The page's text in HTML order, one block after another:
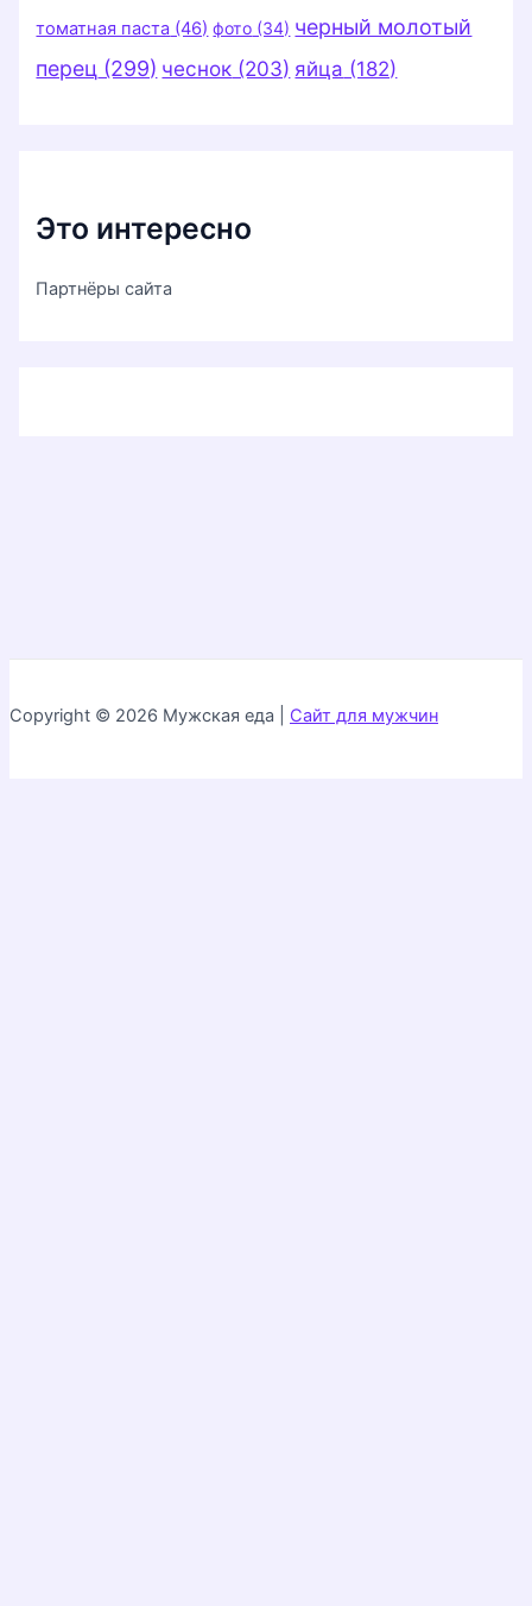
томатная паста (46) фото (34) черный молотый
перец (299) чеснок (203) яйца (182)
Это интересно
Партнёры сайта
Copyright © 2026 Мужская еда | Сайт для мужчин